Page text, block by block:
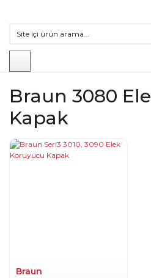
Braun 3080
Kapak
Braun